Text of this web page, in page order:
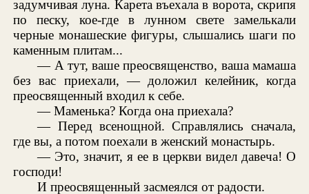
задумчивая луна. Карета въехала в ворота, скрипя
по песку, кое-где в лунном свете замелькали
черные монашеские фигуры, слышались шаги по
каменным плитам...
— А тут, ваше преосвященство, ваша мамаша
без вас приехали, — доложил келейник, когда
преосвященный входил к себе.
— Маменька? Когда она приехала?
— Перед всенощной. Справлялись сначала,
где вы, а потом поехали в женский монастырь.
— Это, значит, я ее в церкви видел давеча! О
господи!
И преосвященный засмеялся от радости.